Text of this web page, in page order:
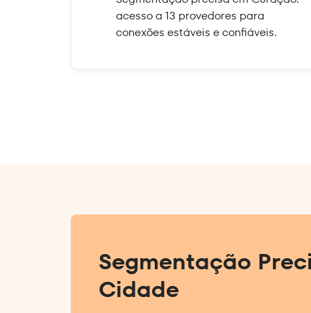
acesso a 13 provedores para
conexões estáveis e confiáveis.
Segmentação
Cidade